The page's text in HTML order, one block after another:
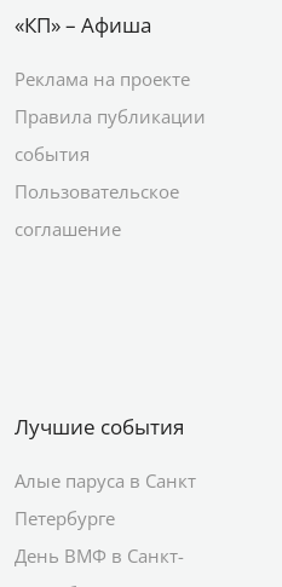
«КП» – Афиша
Реклама на проекте
Правила публикации
события
Пользовательское
соглашение
Лучшие события
Алые паруса в Санкт
Петербурге
День ВМФ в Санкт-